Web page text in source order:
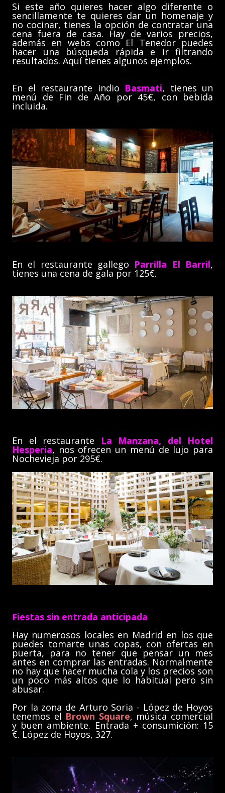
Si este año quieres hacer algo diferente o
sencillamente te quieres dar un homenaje y
no cocinar, tienes la opción de contratar una
cena fuera de casa. Hay de varios precios,
además en webs como El Tenedor puedes
hacer una búsqueda rápida e ir filtrando
resultados. Aquí tienes algunos ejemplos.
En el restaurante indio Basmati, tienes un
menú de Fin de Año por 45€, con bebida
incluida.
En el restaurante gallego Parrilla El Barril,
tienes una cena de gala por 125€.
En el restaurante La Manzana, del Hotel
Hesperia, nos ofrecen un menú de lujo para
Nochevieja por 295€.
Fiestas sin entrada anticipada
Hay numerosos locales en Madrid en los que
puedes tomarte unas copas, con ofertas en
puerta, para no tener que pensar un mes
antes en comprar las entradas. Normalmente
no hay que hacer mucha cola y los precios son
un poco más altos que lo habitual pero sin
abusar.
Por la zona de Arturo Soria - López de Hoyos
tenemos el Brown Square, música comercial
y buen ambiente. Entrada + consumición: 15
€. López de Hoyos, 327.